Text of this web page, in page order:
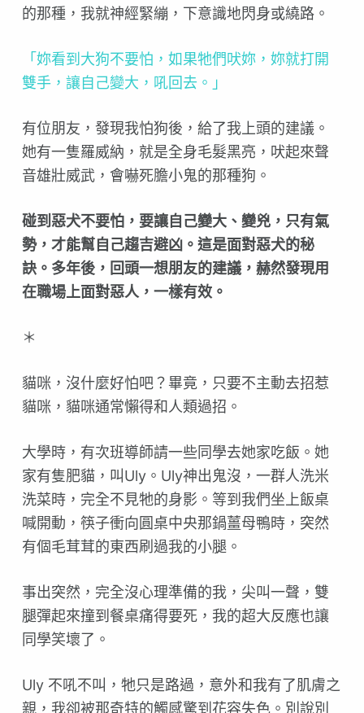
的那種，我就神經緊繃，下意識地閃身或繞路。
「妳看到大狗不要怕，如果牠們吠妳，妳就打開
雙手，讓自己變大，吼回去。」
有位朋友，發現我怕狗後，給了我上頭的建議。
她有一隻羅威納，就是全身毛髮黑亮，吠起來聲
音雄壯威武，會嚇死膽小鬼的那種狗。
碰到惡犬不要怕，要讓自己變大、變兇，只有氣
勢，才能幫自己趨吉避凶。這是面對惡犬的秘
訣。多年後，回頭一想朋友的建議，赫然發現用
在職場上面對惡人，一樣有效。
＊
貓咪，沒什麼好怕吧？畢竟，只要不主動去招惹
貓咪，貓咪通常懶得和人類過招。
大學時，有次班導師請一些同學去她家吃飯。她
家有隻肥貓，叫Uly。Uly神出鬼沒，一群人洗米
洗菜時，完全不見牠的身影。等到我們坐上飯桌
喊開動，筷子衝向圓桌中央那鍋薑母鴨時，突然
有個毛茸茸的東西刷過我的小腿。
事出突然，完全沒心理準備的我，尖叫一聲，雙
腿彈起來撞到餐桌痛得要死，我的超大反應也讓
同學笑壞了。
Uly 不吼不叫，牠只是路過，意外和我有了肌膚之
親，我卻被那奇特的觸感驚到花容失色。別說別